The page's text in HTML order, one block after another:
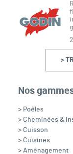
>
Nos
> Poêles
> Cheminées &
> Cuisson
> Cuisines
> Aménagement